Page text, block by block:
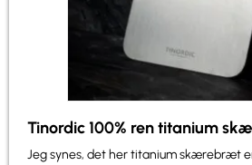
Tinordic 100% ren titanium
Jeg synes, det her titanium skærebræt